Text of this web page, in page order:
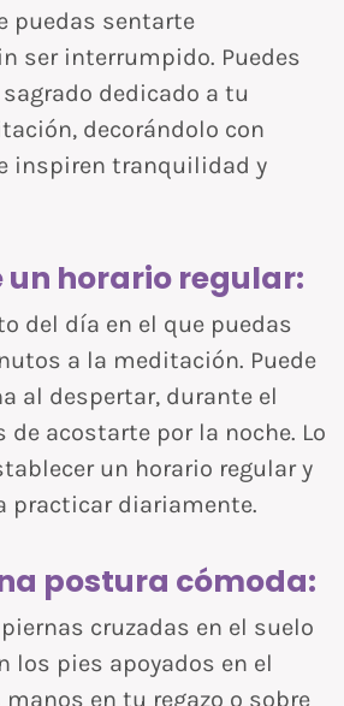
puedas sentarte
ser interrumpido. Puedes
dedicado a tu
decorándolo con
inspiren tranquilidad y
un horario regular:
del día en el que puedas
a la meditación. Puede
al despertar, durante el
de acostarte por la noche. Lo
un horario regular y
practicar diariamente.
postura cómoda:
cruzadas en el suelo
los pies apoyados en el
manos en tu regazo o sobre